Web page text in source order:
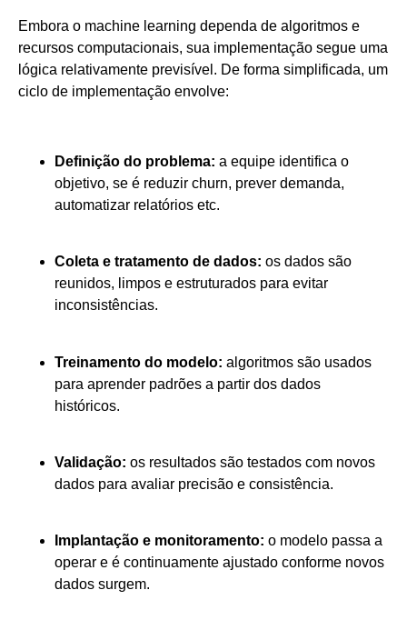
Embora o machine learning dependa de algoritmos e
recursos computacionais, sua implementação segue uma
lógica relativamente previsível. De forma simplificada, um
ciclo de implementação envolve:
Definição do problema: a equipe identifica o
objetivo, se é reduzir churn, prever demanda,
automatizar relatórios etc.
Coleta e tratamento de dados: os dados são
reunidos, limpos e estruturados para evitar
inconsistências.
Treinamento do modelo: algoritmos são usados
para aprender padrões a partir dos dados
históricos.
Validação: os resultados são testados com novos
dados para avaliar precisão e consistência.
Implantação e monitoramento: o modelo passa a
operar e é continuamente ajustado conforme novos
dados surgem.